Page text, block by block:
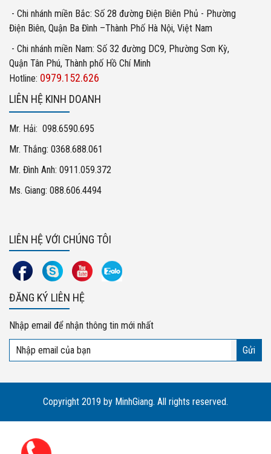
- Chi nhánh miền Bắc: Số 28 đường Điện Biên Phủ - Phường
Điện Biên, Quận Ba Đình –Thành Phố Hà Nội, Việt Nam
- Chi nhánh miền Nam: Số 32 đường DC9, Phường Sơn Kỳ,
Quận Tân Phú, Thành phố Hồ Chí Minh
Hotline: 0979.152.626
LIÊN HỆ KINH DOANH
Mr. Hải: 098.6590.695
Mr. Thắng: 0368.688.061
Mr. Đình Anh: 0911.059.372
Ms. Giang: 088.606.4494
LIÊN HỆ VỚI CHÚNG TÔI
ĐĂNG KÝ LIÊN HỆ
Nhập email để nhận thông tin mới nhất
Copyright 2019 by MinhGiang. All rights reserved.